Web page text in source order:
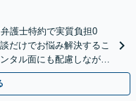
護士特約で実質負担0
だけでお悩み解決するこ
タル面にも配慮しながら
傷事故まで」